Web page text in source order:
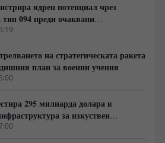
ядрен потенциал чрез
094 преди очаквани
срещи в САЩ
на стратегическата ракета
план за военни учения
295 милиарда долара в
за изкуствен